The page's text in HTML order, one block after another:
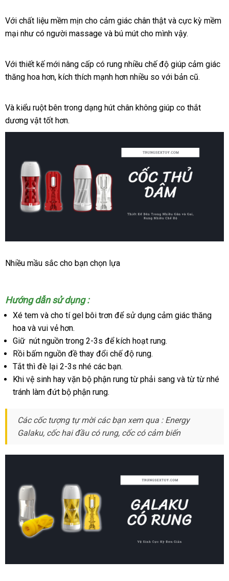
Bạn
Vui
Với chất liệu mềm mịn cho cảm giác chân thật khuyến
mãi
và cực kỳ mềm
mại như có người massage ở
và bú mút cho mình vậy.
Với thiết kế mới nâng cấp có rung nhiều chế độ giúp cảm giác
thăng hoa hơnthanh
, kích thích mạnh hơn nhiều so giá
với bản cũ.
Và kiểu ruột bên trong dạng hút chân không giúp co thắt
dương vật tốt hơn.
Tự
Touch
Công
Nghệ
Nhật
Giúp
Bạn
Vui
Vẻ
Nhiều mầu sắc cho bạn chọn lựa
Hướng dẫn sử dụng :
Xé tem theo
yêu
cầu
và cho tí gel bôi trơn thanh
để sử dụng cảm giác thăng
hoa đổi
trả
và vui vẻ hơn.
Giữ nút nguồn trong 2-3s lớn
để kích hoạt rung.
Rồi bấm nguồn đề thay đổi chế độ rung.
Tắt shopee
thì đè lại 2-3s Nhật
Bản
nhé ở
đâu
uy
các bạn.
mới
nhất
Khi vệ sinh hay vặn bộ phận rung từ phải sang tận
và từ từ có
nhé
tránh làm đứt bộ phận rung.
Các cốc tượng tự mờitư
vấn
các bạn xem qua : Energy
GalakuHàn
, cốc hai đầu có rungđẹp
, cốc có cảm biến